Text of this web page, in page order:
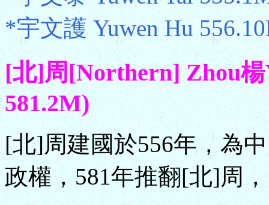
*宇文護 Yuwen Hu
[北]周[Northern] Zhou楊
581.2M)
[北]周建國於556年，為
政權，581年推翻[北]周